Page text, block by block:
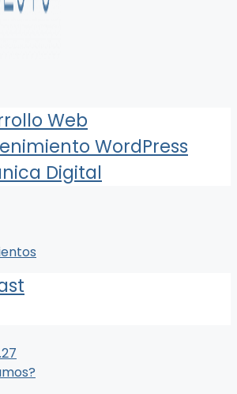
Web
WordPress
Digital